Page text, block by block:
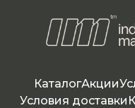
КаталогАкции
Условия доставки